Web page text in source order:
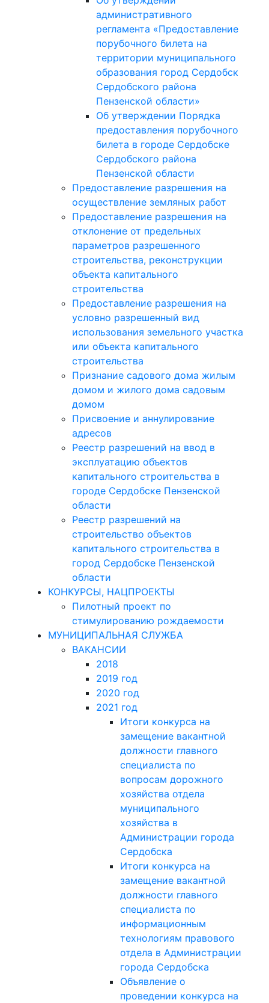
административного
регламента «Предоставление
порубочного билета на
территории муниципального
образования город Сердобск
Сердобского района
Пензенской области»
Об утверждении Порядка
предоставления порубочного
билета в городе Сердобске
Сердобского района
Пензенской области
Предоставление разрешения на
осуществление земляных работ
Предоставление разрешения на
отклонение от предельных
параметров разрешенного
строительства, реконструкции
объекта капитального
строительства
Предоставление разрешения на
условно разрешенный вид
использования земельного участка
или объекта капитального
строительства
Признание садового дома жилым
домом и жилого дома садовым
домом
Присвоение и аннулирование
адресов
Реестр разрешений на ввод в
эксплуатацию объектов
капитального строительства в
городе Сердобске Пензенской
области
Реестр разрешений на
строительство объектов
капитального строительства в
город Сердобске Пензенской
области
КОНКУРСЫ, НАЦПРОЕКТЫ
Пилотный проект по
стимулированию рождаемости
МУНИЦИПАЛЬНАЯ СЛУЖБА
ВАКАНСИИ
2018
2019 год
2020 год
2021 год
Итоги конкурса на
замещение вакантной
должности главного
специалиста по
вопросам дорожного
хозяйства отдела
муниципального
хозяйства в
Администрации города
Сердобска
Итоги конкурса на
замещение вакантной
должности главного
специалиста по
информационным
технологиям правового
отдела в Администрации
города Сердобска
Объявление о
проведении конкурса на